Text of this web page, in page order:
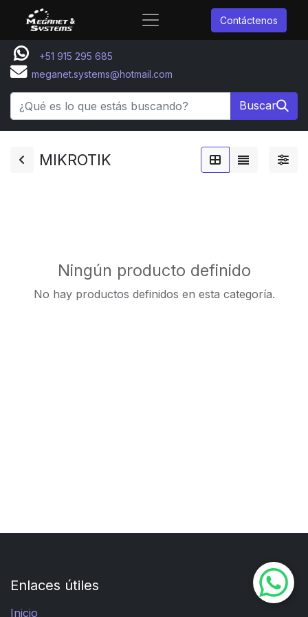
Contáctenos
+51 915 295 685
meganet.systems@hotmail.com
Buscar
MIKROTIK
Ningún producto definido
No hay productos definidos en esta categoría.
Enlaces útiles
Inicio